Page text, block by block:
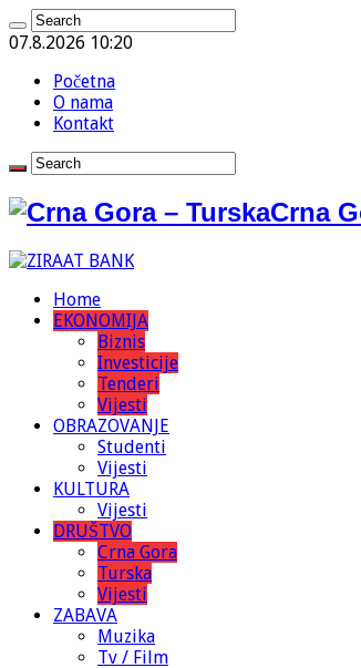
07.8.2026 10:20
Početna
O nama
Kontakt
Crna
Home
EKONOMIJA
Biznis
Investicije
Tenderi
Vijesti
OBRAZOVANJE
Studenti
Vijesti
KULTURA
Vijesti
DRUŠTVO
Crna Gora
Turska
Vijesti
ZABAVA
Muzika
Tv / Film